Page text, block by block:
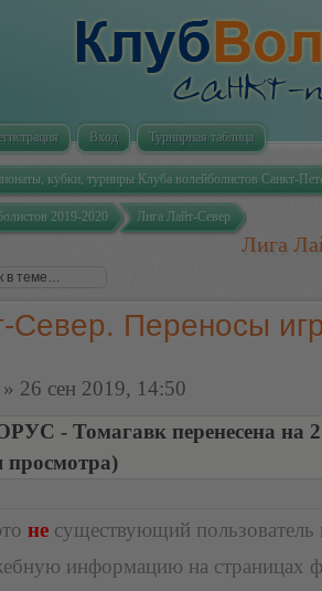
Вход Турнирная таблица
кубки, турниры Клуба волейболистов Санкт-
2019-2020 Лига Лайт-Север
Лига
Север. Переносы
» 26 сен 2019, 14:50
- Томагавк перенесена на
просмотра)
не существующий пользователь
информацию на страницах